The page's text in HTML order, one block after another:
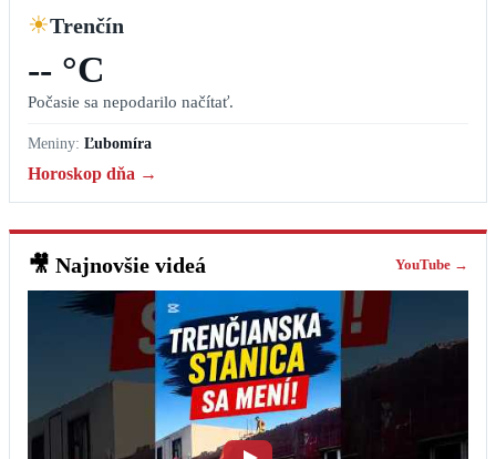
☀Trenčín
-- °C
Počasie sa nepodarilo načítať.
Meniny: Ľubomíra
Horoskop dňa →
🎥 Najnovšie videá YouTube →